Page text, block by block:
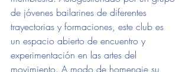
de jóvenes bailarines de diferentes
trayectorias y formaciones, este club es
un espacio abierto de encuentro y
experimentación en las artes del
movimiento. A modo de homenaje su